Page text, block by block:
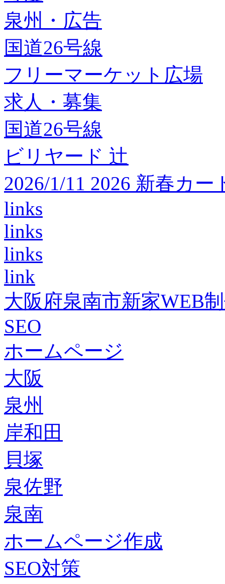
泉州・広告
国道26号線
フリーマーケット広場
求人・募集
国道26号線
ビリヤード 辻
2026/1/11 2026 新春カ
links
links
links
link
大阪府泉南市新家WEB
SEO
ホームページ
大阪
泉州
岸和田
貝塚
泉佐野
泉南
ホームページ作成
SEO対策